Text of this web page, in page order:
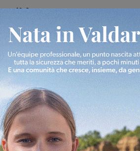
Più lette
Figline Incisa Valdarno 1 Agosto 2026
Piscina di Figline finanziata
Pnrr, il gruppo di Fratelli
ringraziamento al Governo”
Cronaca 4 Agosto 2026
Un anno fa la strage in A1 in
Gianni, Giulia e Franco. Lo
processo, lo stop ai sorpassi
Cronaca 3 Agosto 2026